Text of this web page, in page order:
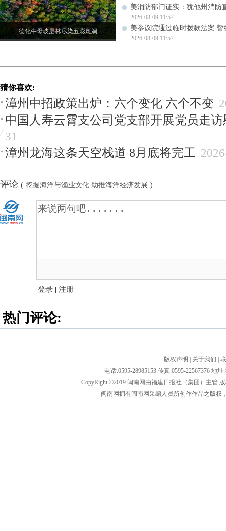
德化牛母岐层林尽染五彩斑斓
美消防部门证实：犹他州消防
2026-08-09 11:57
美参议院通过临时拨款法案 暂
2026-08-09 11:57
猜你喜欢:
漳州中招政策出炉：六个变化 六个不变
中国人寿云霄支公司党支部开展党员走
31
漳州龙海这条天空栈道 8月底将完工
评论 ( 挖掘海洋与渔业文化 助推海洋经济发展 )
登录 | 注册
热门评论:
版权声明 关于我们
电话:0595-28985153 传真:0595-22567376 地
CopyRight ©2019 闽南网由福建日报社（集团）主管
闽南网拥有闽南网采编人员所创作作品之版